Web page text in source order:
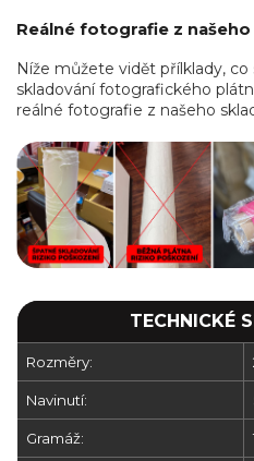
Reálné fotografie z našeho
Níže můžete vidět přílklady,
skladování fotografického
reálné fotografie z našeho
TECHNICKÉ
Rozměry:
Navinutí:
Gramáž: